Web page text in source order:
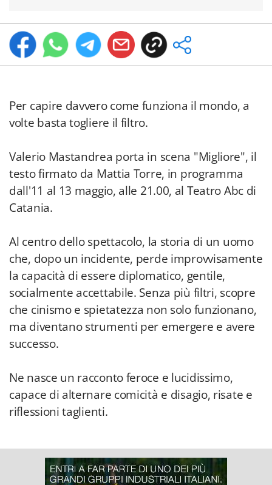
Per capire davvero come funziona il mondo, a
volte basta togliere il filtro.
Valerio Mastandrea porta in scena "Migliore", il
testo firmato da Mattia Torre, in programma
dall'11 al 13 maggio, alle 21.00, al Teatro Abc di
Catania.
Al centro dello spettacolo, la storia di un uomo
che, dopo un incidente, perde improvvisamente
la capacità di essere diplomatico, gentile,
socialmente accettabile. Senza più filtri, scopre
che cinismo e spietatezza non solo funzionano,
ma diventano strumenti per emergere e avere
successo.
Ne nasce un racconto feroce e lucidissimo,
capace di alternare comicità e disagio, risate e
riflessioni taglienti.